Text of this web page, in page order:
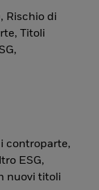
Rischio di
Titoli
controparte,
ESG,
nuovi titoli